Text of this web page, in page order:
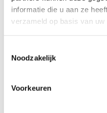
informatie die u aan ze
verzameld op basis van
Noodzakelijk
Voorkeuren